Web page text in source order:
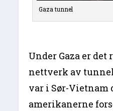
Gaza tunnel
Under Gaza er
nettverk av
var i Sør-Vietnam
amerikanerne